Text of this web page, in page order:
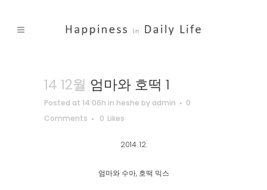
14 12월 엄마와 호떡 1
Posted at 14:06h in heshe by admin
0
Comments
0 Likes
2014. 12.
엄마와 수아, 호떡 믹스